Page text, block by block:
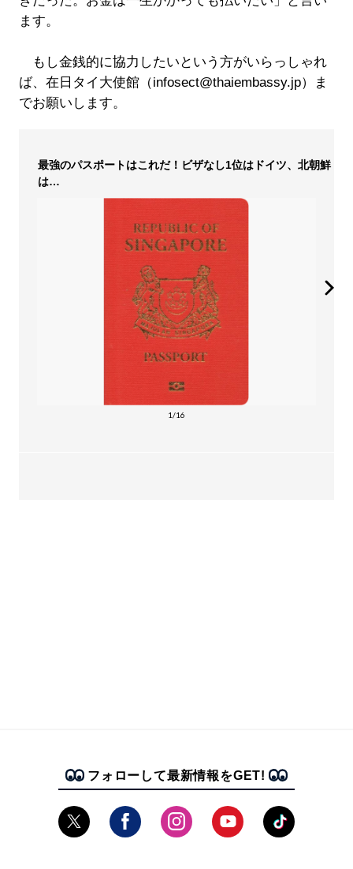
ます。
もし金銭的に協力したいという方がいらっしゃれ
ば、在日タイ大使館（infosect@thaiembassy.jp）ま
でお願いします。
最強のパスポートはこれだ！ビザなし1位はドイツ、北朝鮮
は…
1/16
フォローして最新情報をGET!